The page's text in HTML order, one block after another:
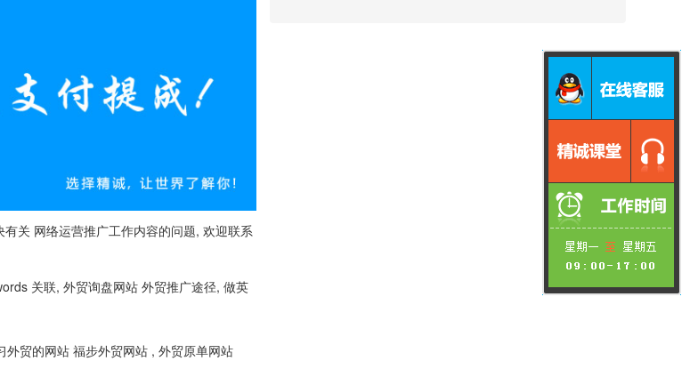
关 网络运营推广工作内容的问题, 欢迎联系
关联, 外贸询盘网站 外贸推广途径, 做英
贸的网站 福步外贸网站 , 外贸原单网站